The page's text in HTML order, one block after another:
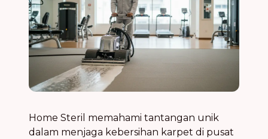
Home Steril memahami tantangan unik
dalam menjaga kebersihan karpet di pusat